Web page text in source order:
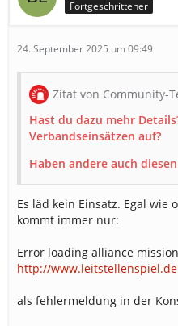
Fortgeschrittener
24. September 2025 um 09:49
Zitat von Community-
Hast du dazu mehr
Verbandseinsätzen auf?
Haben andere auch
Es läd kein Einsatz. Egal wie
kommt immer nur:
Error loading alliance
http://
als fehlermeldung in der